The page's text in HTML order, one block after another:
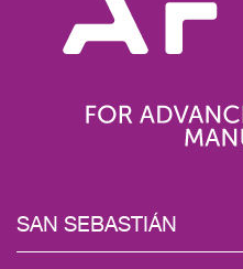
SAN SEBASTIÁN